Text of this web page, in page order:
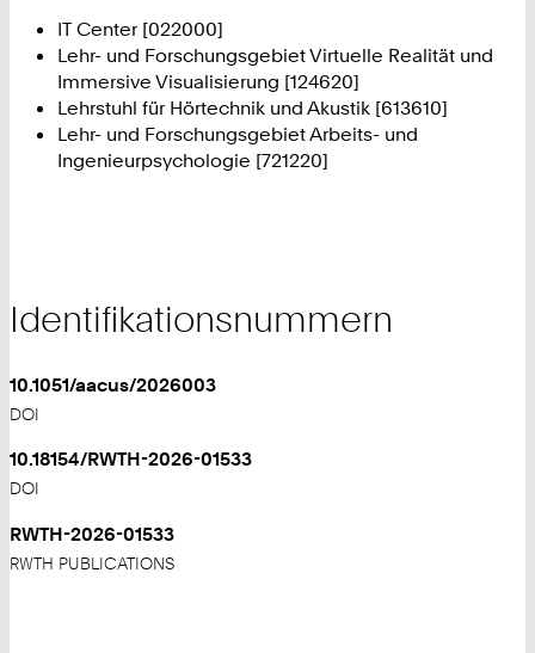
IT Center [022000]
Lehr- und Forschungsgebiet Virtuelle Realität und
Immersive Visualisierung [124620]
Lehrstuhl für Hörtechnik und Akustik [613610]
Lehr- und Forschungsgebiet Arbeits- und
Ingenieurpsychologie [721220]
Identifikationsnummern
10.1051/aacus/2026003
DOI
10.18154/RWTH-2026-01533
DOI
RWTH-2026-01533
RWTH PUBLICATIONS